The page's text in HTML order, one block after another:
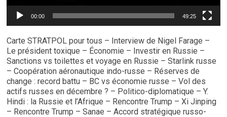
00:00 49:25
Carte STRATPOL pour tous – Interview de Nigel Farage –
Le président toxique – Économie – Investir en Russie –
Sanctions vs toilettes et voyage en Russie – Starlink russe
– Coopération aéronautique indo-russe – Réserves de
change : record battu – BC vs économie russe – Vol des
actifs russes en décembre ? – Politico-diplomatique – Y.
Hindi : la Russie et l’Afrique – Rencontre Trump – Xi Jinping
– Rencontre Trump – Sanae – Accord stratégique russo-